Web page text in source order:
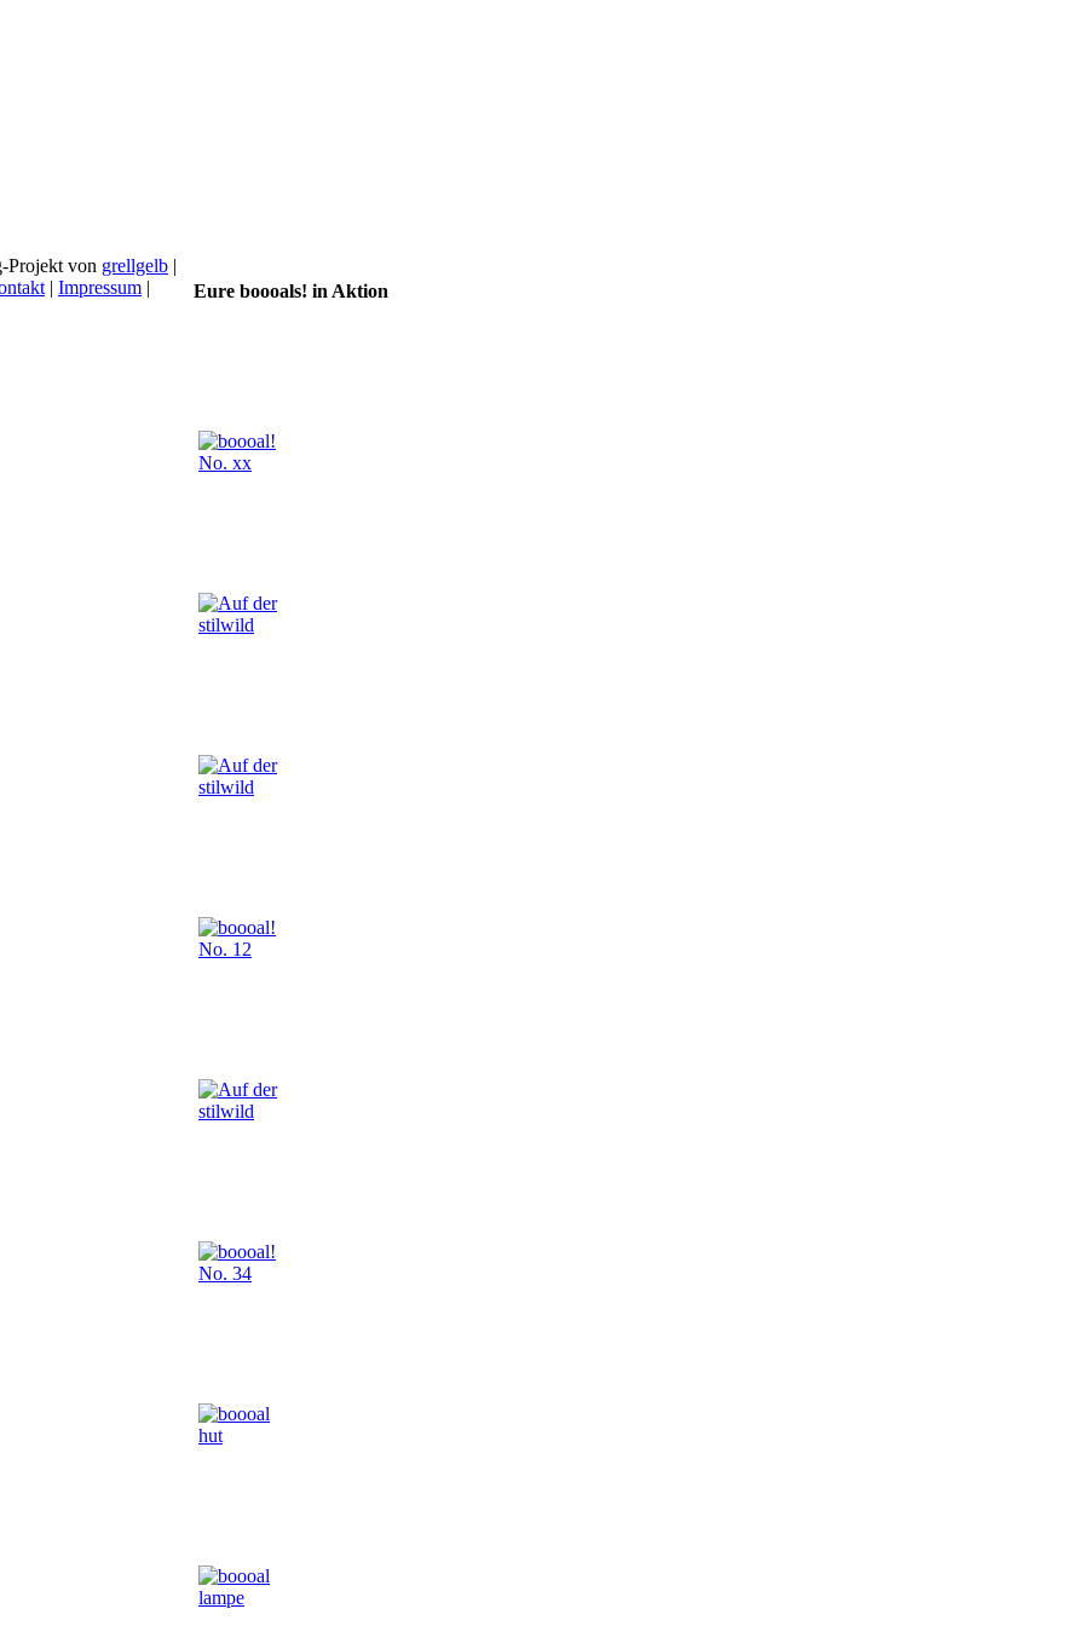
Eure boooals! in Aktion
Projekt von grellgelb |
| Impressum |